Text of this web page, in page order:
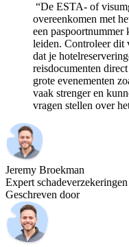
“De ESTA- of
overeenkomen met
een paspoortnummer
leiden. Controleer dit
dat je
reisdocumenten
grote evenementen
vaak strenger en
vragen stellen over
Jeremy Broekman
Expert schadeverzekeringen
Geschreven door